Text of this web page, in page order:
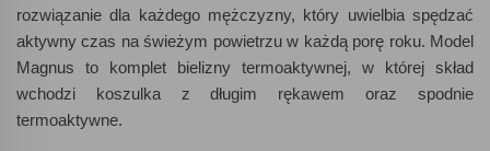
rozwiązanie dla każdego mężczyzny, który uwielbia spędzać
aktywny czas na świeżym powietrzu w każdą porę roku. Model
Magnus to komplet bielizny termoaktywnej, w której skład
wchodzi koszulka z długim rękawem oraz spodnie
termoaktywne.